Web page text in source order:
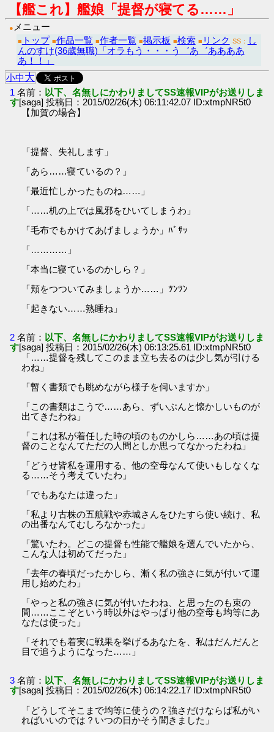
【艦これ】艦娘「提督が寝てる……」
● メニュー
■ トップ ■作品一覧 ■作者一覧 ■掲示板 ■検索 ■ リンク SS：
し
んのすけ(36歳無職)「オラもう・・・う゛あ゛ああああ
あ！！」
小中大
1 名前： 以下、名無しにかわりましてSS速報VIPがお送りしま
す[saga] 投稿日：2015/02/26(木) 06:11:42.07 ID:xtmpNR5t0
【加賀の場合】
「提督、失礼します」
「あら……寝ているの？」
「最近忙しかったものね……」
「……机の上では風邪をひいてしまうわ」
「毛布でもかけてあげましょうか」ﾊﾞｻｯ
「…………」
「本当に寝ているのかしら？」
「頬をつついてみましょうか……」ﾂﾝﾂﾝ
「起きない……熟睡ね」
2 名前： 以下、名無しにかわりましてSS速報VIPがお送りしま
す[saga] 投稿日：2015/02/26(木) 06:13:25.61 ID:xtmpNR5t0
「……提督を残してこのまま立ち去るのは少し気が引ける
わね」
「暫く書類でも眺めながら様子を伺いますか」
「この書類はこうで……あら、ずいぶんと懐かしいものが
出てきたわね」
「これは私が着任した時の頃のものかしら……あの頃は提
督のことなんてただの人間としか思ってなかったわね」
「どうせ皆私を運用する、他の空母なんて使いもしなくな
る……そう考えていたわ」
「でもあなたは違った」
「私より古株の五航戦や赤城さんをひたすら使い続け、私
の出番なんてむしろなかった」
「驚いたわ。どこの提督も性能で艦娘を選んでいたから、
こんな人は初めてだった」
「去年の春頃だったかしら、漸く私の強さに気が付いて運
用し始めたわ」
「やっと私の強さに気が付いたわね、と思ったのも束の
間……ここぞという時以外はやっぱり他の空母も均等にあ
なたは使った」
「それでも着実に戦果を挙げるあなたを、私はだんだんと
目で追うようになった……」
3 名前： 以下、名無しにかわりましてSS速報VIPがお送りしま
す[saga] 投稿日：2015/02/26(木) 06:14:22.17 ID:xtmpNR5t0
「どうしてそこまで均等に使うの？強さだけならば私がい
ればいいのでは？いつの日かそう聞きました」